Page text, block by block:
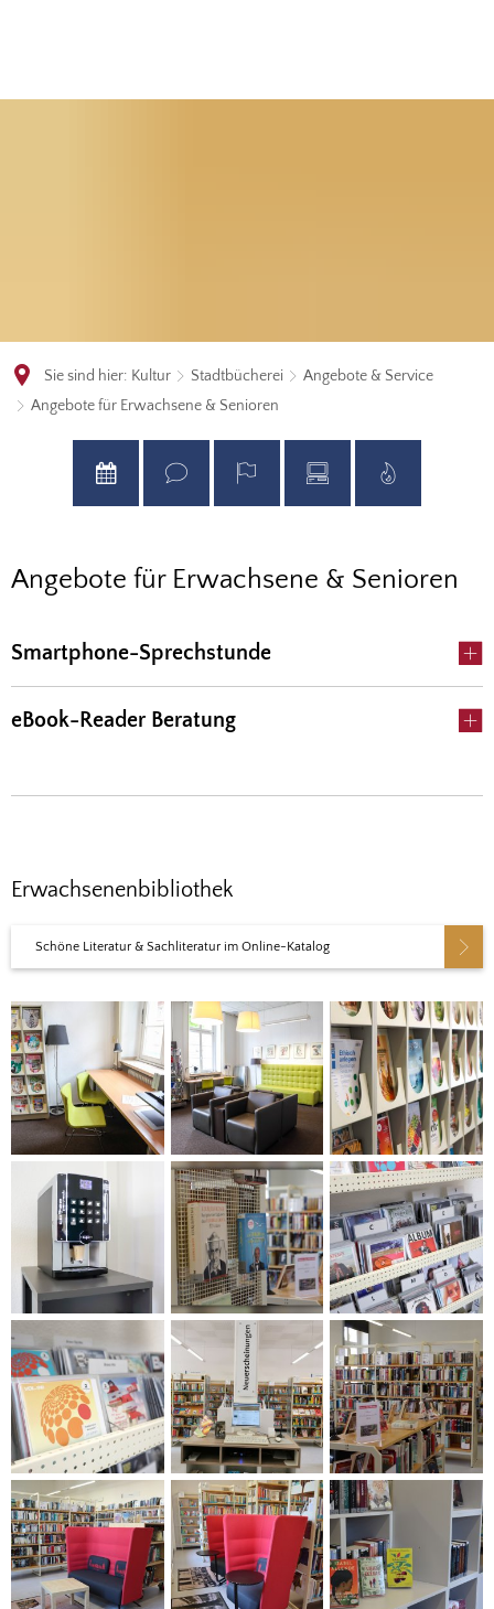
Sie sind hier: Kultur Stadtbücherei
Angebote & Service
Angebote für Erwachsene & Senioren
Angebote
Erwachsene
&
Senioren
Angebote für Erwachsene & Senioren
Smartphone-Sprechstunde
eBook-Reader Beratung
Erwachsenenbibliothek
Schöne Literatur & Sachliteratur im Online-Katalog